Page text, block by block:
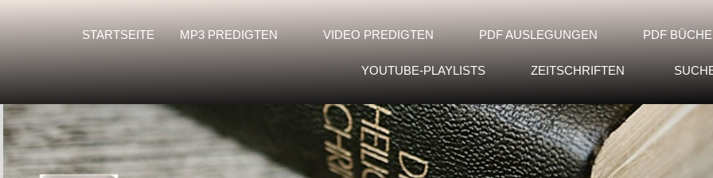
STARTSEITE MP3 PREDIGTEN VIDEO PREDIGTEN PDF AUSLEGUNGEN PDF
YOUTUBE-PLAYLISTS ZEITSCHRIFTEN